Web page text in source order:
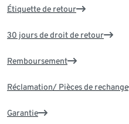
Étiquette de retour
30 jours de droit de retour
Remboursement
Réclamation/ Pièces de rechange
Garantie